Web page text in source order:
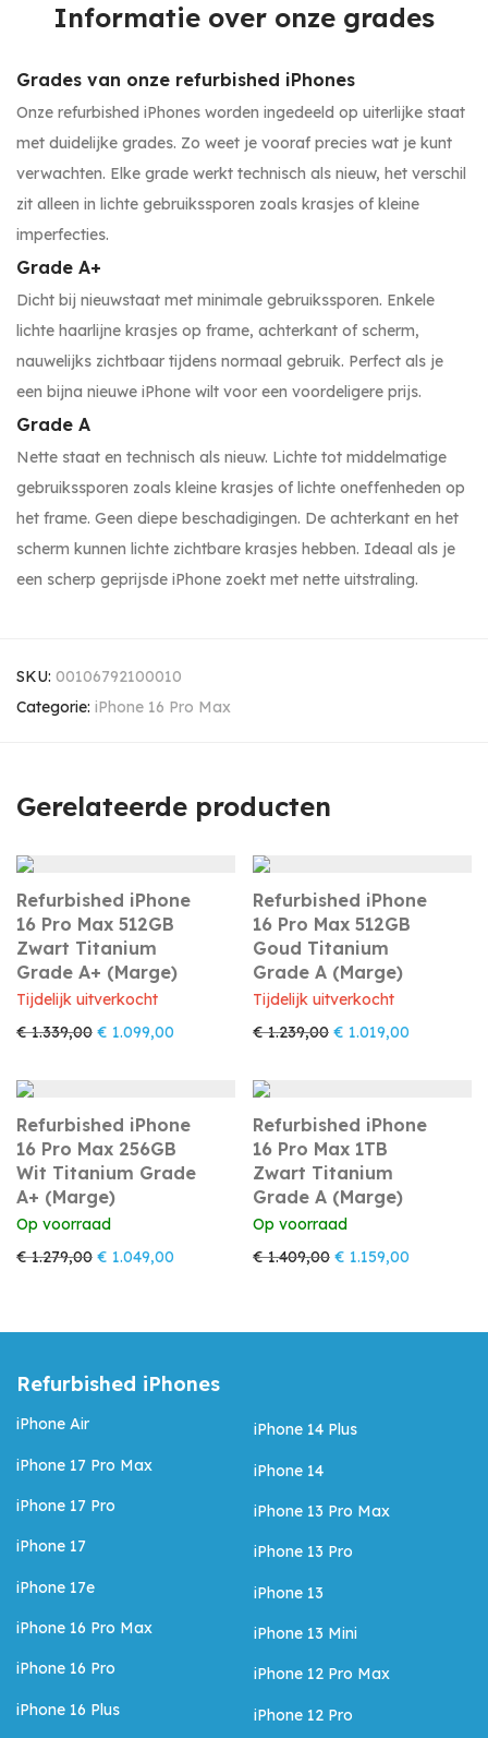
Informatie over onze grades
Grades van onze refurbished iPhones
Onze refurbished iPhones worden ingedeeld op uiterlijke staat
met duidelijke grades. Zo weet je vooraf precies wat je kunt
verwachten. Elke grade werkt technisch als nieuw, het verschil
zit alleen in lichte gebruikssporen zoals krasjes of kleine
imperfecties.
Grade A+
Dicht bij nieuwstaat met minimale gebruikssporen. Enkele
lichte haarlijne krasjes op frame, achterkant of scherm,
nauwelijks zichtbaar tijdens normaal gebruik. Perfect als je
een bijna nieuwe iPhone wilt voor een voordeligere prijs.
Grade A
Nette staat en technisch als nieuw. Lichte tot middelmatige
gebruikssporen zoals kleine krasjes of lichte oneffenheden op
het frame. Geen diepe beschadigingen. De achterkant en het
scherm kunnen lichte zichtbare krasjes hebben. Ideaal als je
een scherp geprijsde iPhone zoekt met nette uitstraling.
SKU: 00106792100010
Categorie: iPhone 16 Pro Max
Gerelateerde producten
Refurbished iPhone
16 Pro Max 512GB
Zwart Titanium
Grade A+ (Marge)
Tijdelijk uitverkocht
€1.339,00 Oorspronkelijke prijs was: € 1.339,00.
€ 1.099,00 Huidige prijs is: € 1.099,00.
Refurbished iPhone
16 Pro Max 512GB
Goud Titanium
Grade A (Marge)
Tijdelijk uitverkocht
€1.239,00 Oorspronkelijke prijs
€ 1.019,00
Refurbished iPhone
16 Pro Max 256GB
Wit Titanium Grade
A+ (Marge)
Op voorraad
€1.279,00 Oorspronkelijke prijs was: € 1.279,00.
€ 1.049,00 Huidige prijs is: € 1.049,00.
Refurbished iPhone
16 Pro Max 1TB
Zwart Titanium
Grade A (Marge)
Op voorraad
€1.409,00 Oorspronkelijke prijs
€ 1.159,00
Refurbished iPhones
iPhone Air
iPhone 17 Pro Max
iPhone 17 Pro
iPhone 17
iPhone 17e
iPhone 16 Pro Max
iPhone 16 Pro
iPhone 16 Plus
iPhone 14 Plus
iPhone 14
iPhone 13 Pro Max
iPhone 13 Pro
iPhone 13
iPhone 13 Mini
iPhone 12 Pro Max
iPhone 12 Pro